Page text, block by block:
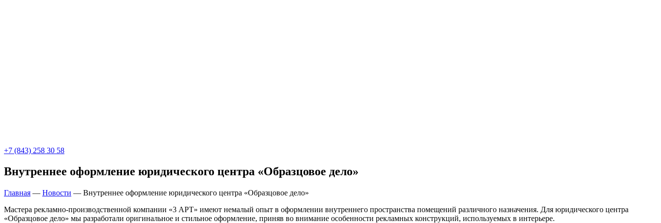
+7 (843) 258 30 58
Внутреннее оформление юридического центра «Образцовое дело»
Главная — Новости — Внутреннее оформление юридического центра «Образцовое дело»
Мастера рекламно-производственной компании «3 АРТ» имеют немалый опыт в оформлении внутреннего пространства помещений различного назначения. Для юридического центра
«Образцовое дело» мы разработали оригинальное и стильное оформление, приняв во внимание особенности рекламных конструкций, используемых в интерьере.